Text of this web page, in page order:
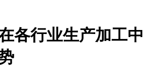
各行业生产加工中